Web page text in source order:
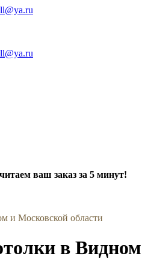
ваш заказ за 5 минут!
и Московской области
в Видном